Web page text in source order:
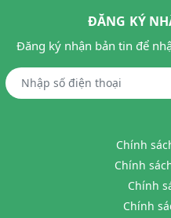
ĐĂNG KÝ
Đăng ký nhận bản tin để
Chính
Chính
Chính
Chính